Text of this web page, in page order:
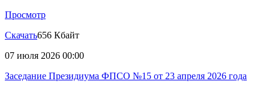
Просмотр
Скачать656 Кбайт
07 июля 2026 00:00
Заседание Президиума ФПСО №15 от 23 апреля 2026 года